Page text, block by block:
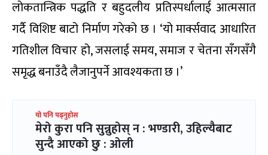
लोकतान्त्रिक पद्धति र बहुदलीय प्रतिस्पर्धालाई आत्मसात
गर्दै विशिष्ट बाटो निर्माण गरेको छ । ‘यो मार्क्सवाद आधारित
गतिशील विचार हो, जसलाई समय, समाज र चेतना सँगसँगै
समृद्ध बनाउँदै लैजानुपर्ने आवश्यकता छ ।’
यो पनि पढ्नुहोस
मेरो कुरा पनि सुन्नुहोस् न : भण्डारी, उहिल्यैबाट
सुन्दै आएको छु : ओली